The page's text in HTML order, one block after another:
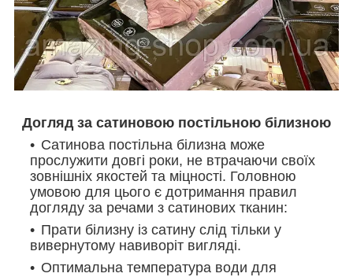
Догляд за сатиновою постільною білизною
Сатинова постільна білизна може
прослужити довгі роки, не втрачаючи своїх
зовнішніх якостей та міцності. Головною
умовою для цього є дотримання правил
догляду за речами з сатинових тканин:
Прати білизну із сатину слід тільки у
вивернутому навиворіт вигляді.
Оптимальна температура води для